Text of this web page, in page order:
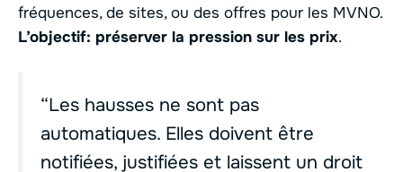
fréquences, de sites, ou des offres pour les MVNO.
L’objectif: préserver la pression sur les prix.
“Les hausses ne sont pas
automatiques. Elles doivent être
notifiées, justifiées et laissent un droit